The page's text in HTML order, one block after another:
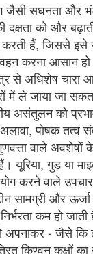
सघनता और
दक्षता को और
करती हैं, जिससे इसे
करना आसान हो
से अधिशेष चारा
में ले जाया जा
असंतुलन को
पोषक तत्व
वाले अवशेषों
यूरिया, गुड़ या
करने वाले
सामग्री और
कम हो
अपनाकर - जैसे
किण्वन कक्षों